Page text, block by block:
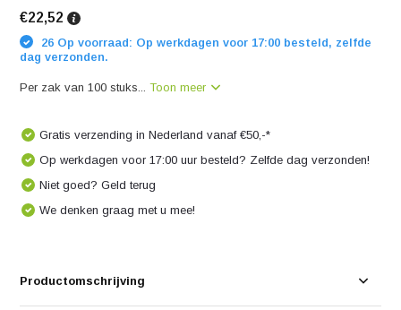
€22,52
26 Op voorraad: Op werkdagen voor 17:00 besteld, zelfde
dag verzonden.
Per zak van 100 stuks...Toon meer
Gratis verzending in Nederland vanaf €50,-*
Op werkdagen voor 17:00 uur besteld? Zelfde dag verzonden!
Niet goed? Geld terug
We denken graag met u mee!
Productomschrijving